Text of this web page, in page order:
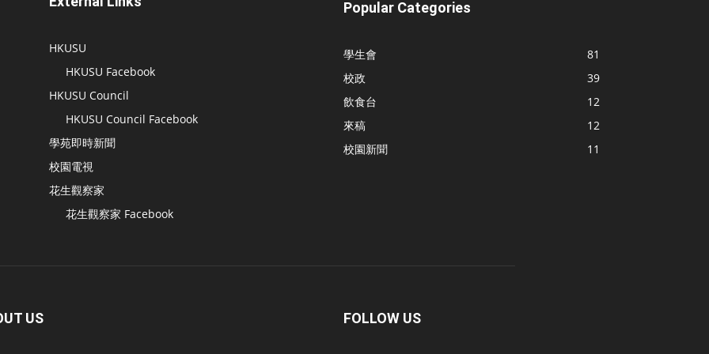
HKUSU
HKUSU Facebook
HKUSU Council
HKUSU Council Facebook
學苑即時新聞
校園電視
花生觀察家
花生觀察家 Facebook
Popular Categories
學生會
81
校政
39
飲食台
12
來稿
12
校園新聞
11
US FOLLOW US